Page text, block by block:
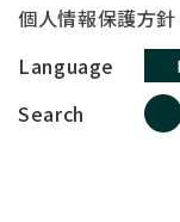
個人情報保護方針
Language
Search